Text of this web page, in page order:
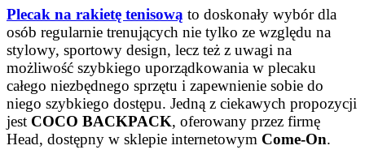
Plecak na rakietę tenisową to doskonały wybór dla
osób regularnie trenujących nie tylko ze względu na
stylowy, sportowy design, lecz też z uwagi na
możliwość szybkiego uporządkowania w plecaku
całego niezbędnego sprzętu i zapewnienie sobie do
niego szybkiego dostępu. Jedną z ciekawych propozycji
jest COCO BACKPACK, oferowany przez firmę
Head, dostępny w sklepie internetowym Come-On.